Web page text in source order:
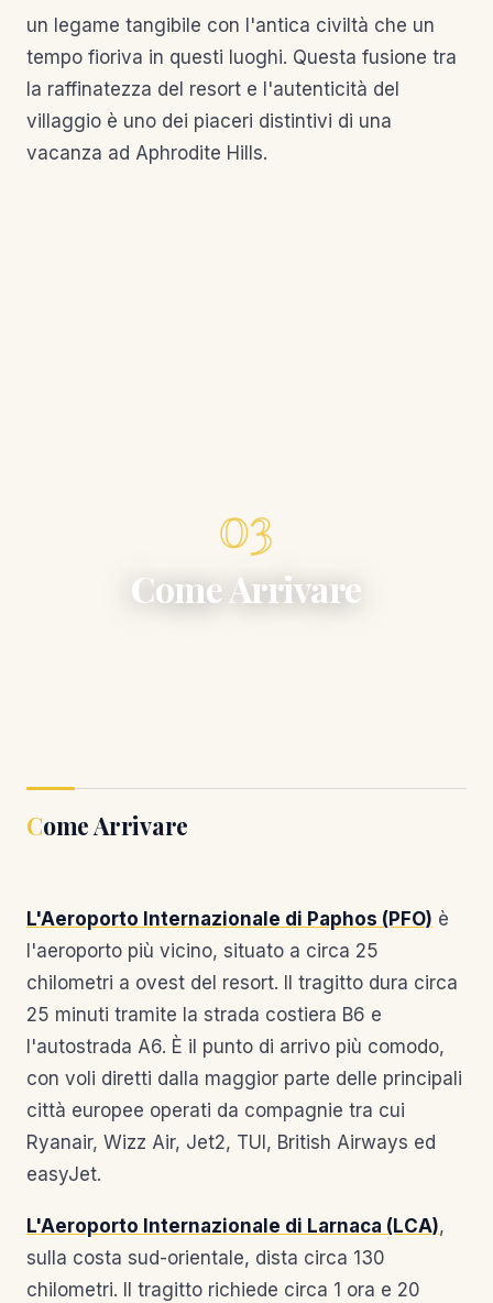
un legame tangibile con l'antica civiltà che un
tempo fioriva in questi luoghi. Questa fusione tra
la raffinatezza del resort e l'autenticità del
villaggio è uno dei piaceri distintivi di una
vacanza ad Aphrodite Hills.
03
Come Arrivare
Come Arrivare
L'Aeroporto Internazionale di Paphos (PFO) è
l'aeroporto più vicino, situato a circa 25
chilometri a ovest del resort. Il tragitto dura circa
25 minuti tramite la strada costiera B6 e
l'autostrada A6. È il punto di arrivo più comodo,
con voli diretti dalla maggior parte delle principali
città europee operati da compagnie tra cui
Ryanair, Wizz Air, Jet2, TUI, British Airways ed
easyJet.
L'Aeroporto Internazionale di Larnaca (LCA),
sulla costa sud-orientale, dista circa 130
chilometri. Il tragitto richiede circa 1 ora e 20